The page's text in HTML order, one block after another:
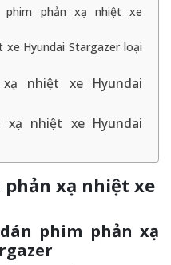
phim phản xạ nhiệt xe
xe Hyundai Stargazer loại
nhiệt xe Hyundai
nhiệt xe Hyundai
phản xạ nhiệt xe
phim phản xạ